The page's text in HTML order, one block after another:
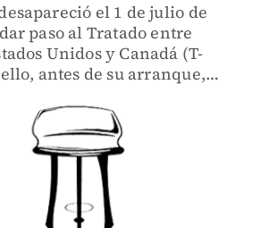
el 1 de julio de
paso al Tratado entre
Unidos y Canadá (T-
antes de su arranque,
MEC”.